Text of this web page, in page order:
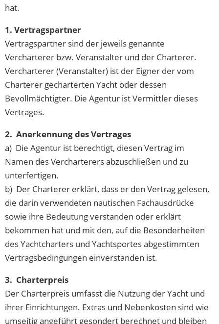
hat.
1. Vertragspartner
Vertragspartner sind der jeweils genannte
Vercharterer bzw. Veranstalter und der Charterer.
Vercharterer (Veranstalter) ist der Eigner der vom
Charterer gecharterten Yacht oder dessen
Bevollmächtigter. Die Agentur ist Vermittler dieses
Vertrages.
2. Anerkennung des Vertrages
a) Die Agentur ist berechtigt, diesen Vertrag im
Namen des Vercharterers abzuschließen und zu
unterfertigen.
b) Der Charterer erklärt, dass er den Vertrag gelesen,
die darin verwendeten nautischen Fachausdrücke
sowie ihre Bedeutung verstanden oder erklärt
bekommen hat und mit den, auf die Besonderheiten
des Yachtcharters und Yachtsportes abgestimmten
Vertragsbedingungen einverstanden ist.
3. Charterpreis
Der Charterpreis umfasst die Nutzung der Yacht und
ihrer Einrichtungen. Extras und Nebenkosten sind wie
umseitig angeführt gesondert berechnet und bleiben